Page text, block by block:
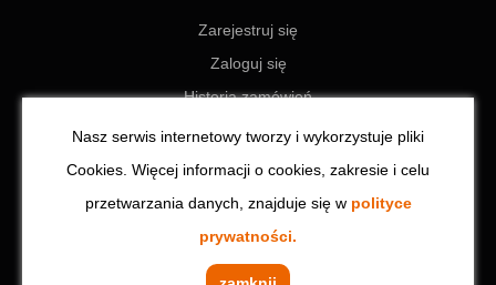
Nasz serwis internetowy tworzy i wykorzystuje pliki
Cookies. Więcej informacji o cookies, zakresie i celu
przetwarzania danych, znajduje się w polityce
prywatności.
Zarejestruj się
Zaloguj się
Historia zamówień
Ustawienia
© 2023 Toolzone.pl | Wszystkie prawa zastrzeżone. Realizacja: